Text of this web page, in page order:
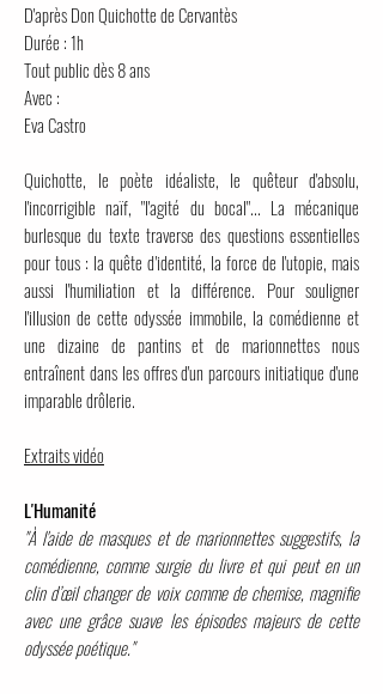
D'après Don Quichotte de Cervantès
Durée : 1h
Tout public dès 8 ans
Avec :
Eva Castro
Quichotte, le poète idéaliste, le quêteur d'absolu,
l'incorrigible naïf, "l'agité du bocal"... La mécanique
burlesque du texte traverse des questions essentielles
pour tous : la quête d'identité, la force de l'utopie, mais
aussi l'humiliation et la différence. Pour souligner
l'illusion de cette odyssée immobile, la comédienne et
une dizaine de pantins et de marionnettes nous
entraînent dans les offres d'un parcours initiatique d'une
imparable drôlerie.
Extraits vidéo
L'Humanité
"À l'aide de masques et de marionnettes suggestifs, la
comédienne, comme surgie du livre et qui peut en un
clin d’œil changer de voix comme de chemise, magnifie
avec une grâce suave les épisodes majeurs de cette
odyssée poétique."